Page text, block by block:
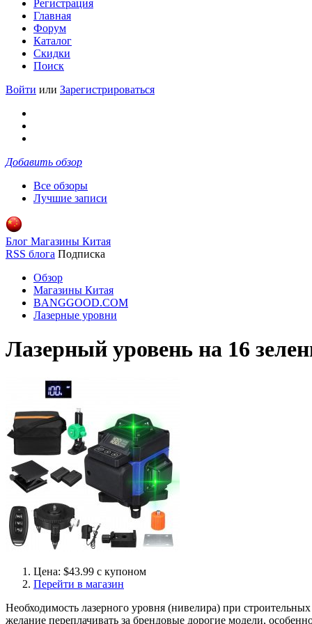
Регистрация
Главная
Форум
Каталог
Скидки
Поиск
Войти или Зарегистрироваться
Добавить обзор
Все обзоры
Лучшие записи
Блог Магазины Китая
RSS блога Подписка
Обзор
Магазины Китая
BANGGOOD.COM
Лазерные уровни
Лазерный уровень на 16
Цена: $43.99 с купоном
Перейти в магазин
Необходимость лазерного уровня (нивелира) при
желание переплачивать за брендовые дорогие модели,